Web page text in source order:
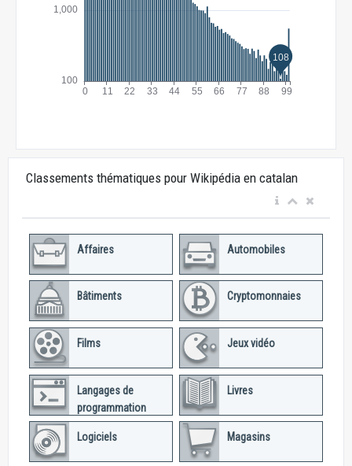
Classements thématiques pour Wikipédia en catalan
Affaires Automobiles
Bâtiments Cryptomonnaies
Films Jeux vidéo
Langages de
programmation
Livres
Logiciels Magasins